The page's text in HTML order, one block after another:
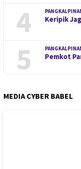
4 Keripik
5 Pemkot
MEDIA CYBER BABEL